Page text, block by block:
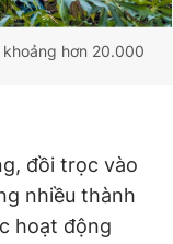
hơn 20.000
đồi trọc vào
nhiều thành
hoạt động